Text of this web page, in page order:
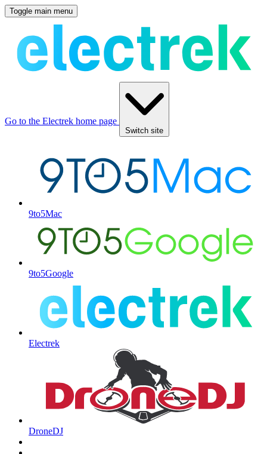
Toggle main menu
Go to the Electrek home page
Switch site
9to5Mac
9to5Google
Electrek
DroneDJ